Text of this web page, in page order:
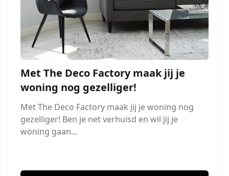
Met The Deco Factory maak jij je
woning nog gezelliger!
Met The Deco Factory maak jij je woning nog
gezelliger! Ben je net verhuisd en wil jij je
woning gaan...